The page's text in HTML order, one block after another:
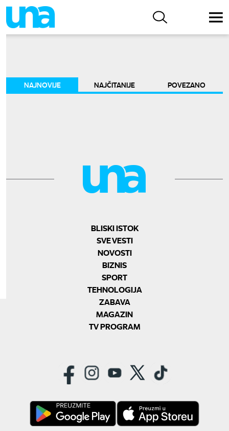
NAJNOVIJE NAJČITANIJE POVEZANO
BLISKI ISTOK
SVE VESTI
NOVOSTI
BIZNIS
SPORT
TEHNOLOGIJA
ZABAVA
MAGAZIN
TV PROGRAM